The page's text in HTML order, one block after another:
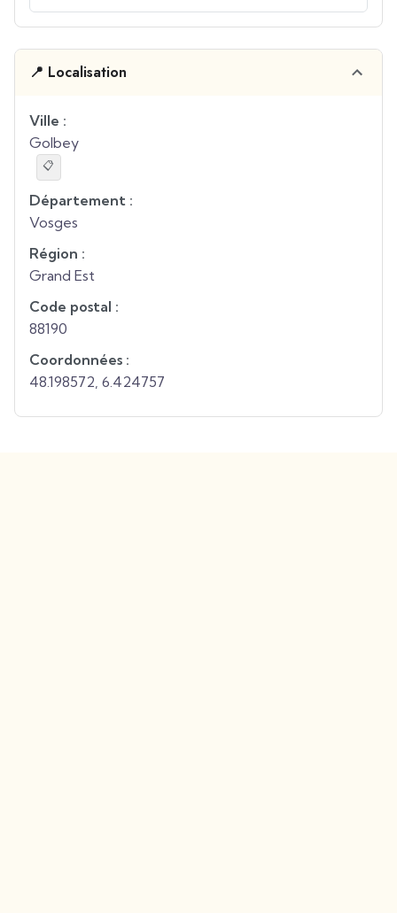
📍 Localisation
Ville :
Golbey
📋
Département :
Vosges
Région :
Grand Est
Code postal :
88190
Coordonnées :
48.198572 6.424757